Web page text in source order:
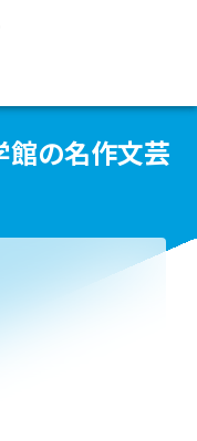
の名作文芸